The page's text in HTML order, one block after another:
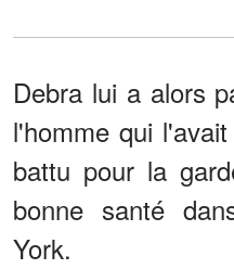
Debra lui a alors
l'homme qui
battu pour la
bonne santé
York.